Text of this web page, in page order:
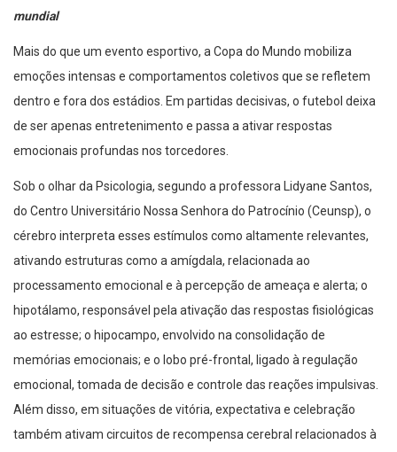
mundial
Mais do que um evento esportivo, a Copa do Mundo mobiliza
emoções intensas e comportamentos coletivos que se refletem
dentro e fora dos estádios. Em partidas decisivas, o futebol deixa
de ser apenas entretenimento e passa a ativar respostas
emocionais profundas nos torcedores.
Sob o olhar da Psicologia, segundo a professora Lidyane Santos,
do Centro Universitário Nossa Senhora do Patrocínio (Ceunsp), o
cérebro interpreta esses estímulos como altamente relevantes,
ativando estruturas como a amígdala, relacionada ao
processamento emocional e à percepção de ameaça e alerta; o
hipotálamo, responsável pela ativação das respostas fisiológicas
ao estresse; o hipocampo, envolvido na consolidação de
memórias emocionais; e o lobo pré-frontal, ligado à regulação
emocional, tomada de decisão e controle das reações impulsivas.
Além disso, em situações de vitória, expectativa e celebração
também ativam circuitos de recompensa cerebral relacionados à